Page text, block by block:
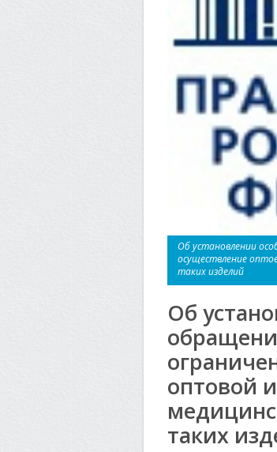
Об установлении
осуществление
таких изделий
Об
оптовой
таких